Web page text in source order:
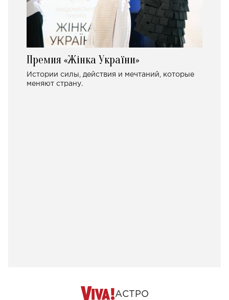
Премия «Жінка України»
Истории силы, действия и мечтаний, которые
меняют страну.
АСТРО